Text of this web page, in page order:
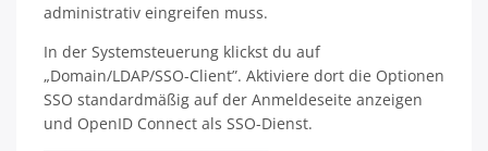
administrativ eingreifen muss.
In der Systemsteuerung klickst du auf
„Domain/LDAP/SSO-Client”. Aktiviere dort die Optionen
SSO standardmäßig auf der Anmeldeseite anzeigen
und OpenID Connect als SSO-Dienst.